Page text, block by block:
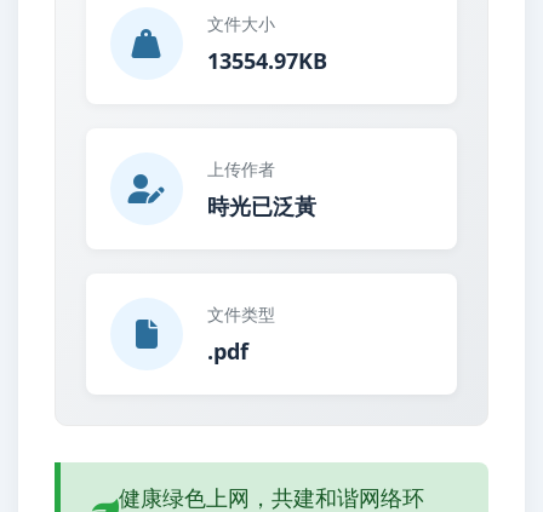
文件大小
13554.97KB
上传作者
時光已泛黃
文件类型
.pdf
健康绿色上网，共建和谐网络环